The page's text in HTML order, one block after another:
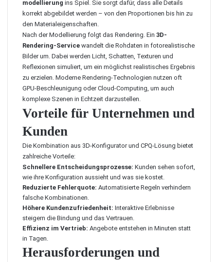
modellierung ins Spiel. Sie sorgt dafür, dass alle Details
korrekt abgebildet werden – von den Proportionen bis hin zu
den Materialeigenschaften.
Nach der Modellierung folgt das Rendering. Ein 3D-
Rendering-Service wandelt die Rohdaten in fotorealistische
Bilder um. Dabei werden Licht, Schatten, Texturen und
Reflexionen simuliert, um ein möglichst realistisches Ergebnis
zu erzielen. Moderne Rendering-Technologien nutzen oft
GPU-Beschleunigung oder Cloud-Computing, um auch
komplexe Szenen in Echtzeit darzustellen.
Vorteile für Unternehmen und
Kunden
Die Kombination aus 3D-Konfigurator und CPQ-Lösung bietet
zahlreiche Vorteile:
Schnellere Entscheidungsprozesse: Kunden sehen sofort,
wie ihre Konfiguration aussieht und was sie kostet.
Reduzierte Fehlerquote: Automatisierte Regeln verhindern
falsche Kombinationen.
Höhere Kundenzufriedenheit: Interaktive Erlebnisse
steigern die Bindung und das Vertrauen.
Effizienz im Vertrieb: Angebote entstehen in Minuten statt
in Tagen.
Herausforderungen und